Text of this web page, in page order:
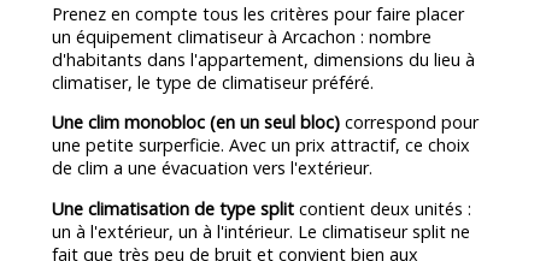
Prenez en compte tous les critères pour faire placer
un équipement climatiseur à Arcachon : nombre
d'habitants dans l'appartement, dimensions du lieu à
climatiser, le type de climatiseur préféré.
Une clim monobloc (en un seul bloc) correspond pour
une petite surperficie. Avec un prix attractif, ce choix
de clim a une évacuation vers l'extérieur.
Une climatisation de type split contient deux unités :
un à l'extérieur, un à l'intérieur. Le climatiseur split ne
fait que très peu de bruit et convient bien aux